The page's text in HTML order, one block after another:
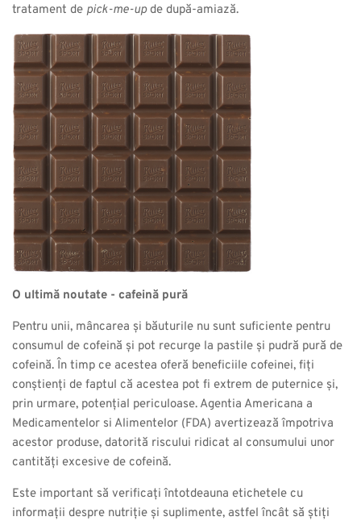
tratament de pick-me-upde după-amiază.
O ultimă noutate - cafeină pură
Pentru unii, mâncarea și băuturile nu sunt suficiente pentru
consumul de cofeină și pot recurge la pastile și pudră pură de
cofeină. În timp ce acestea oferă beneficiile cofeinei, fiți
conștienți de faptul că acestea pot fi extrem de puternice și,
prin urmare, potențial periculoase. Agentia Americana a
Medicamentelor si Alimentelor (FDA) avertizează împotriva
acestor produse, datorită riscului ridicat al consumului unor
cantități excesive de cofeină.
Este important să verificați întotdeauna etichetele cu
informații despre nutriție și suplimente, astfel încât să știți